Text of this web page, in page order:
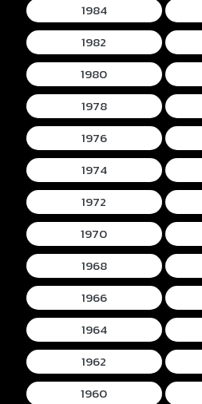
1984
1982
1980
1978
1976
1974
1972
1970
1968
1966
1964
1962
1960